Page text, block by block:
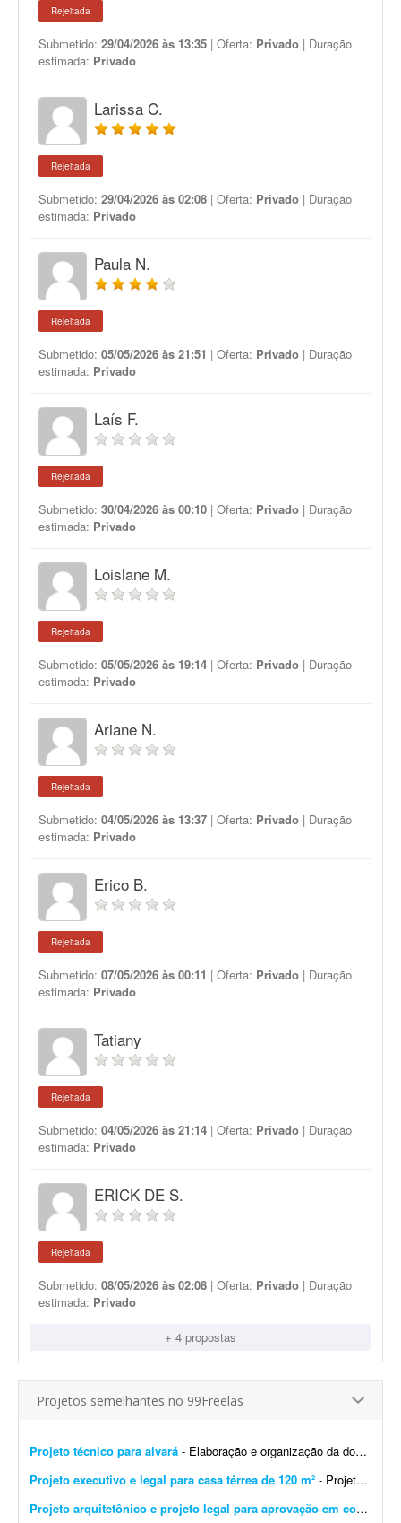
Rejeitada
Submetido: 29/04/2026 às 13:35 | Oferta: Privado | Duração
estimada: Privado
Larissa C.
Rejeitada
Submetido: 29/04/2026 às 02:08 | Oferta: Privado | Duração
estimada: Privado
Paula N.
Rejeitada
Submetido: 05/05/2026 às 21:51 | Oferta: Privado | Duração
estimada: Privado
Laís F.
Rejeitada
Submetido: 30/04/2026 às 00:10 | Oferta: Privado | Duração
estimada: Privado
Loislane M.
Rejeitada
Submetido: 05/05/2026 às 19:14 | Oferta: Privado | Duração
estimada: Privado
Ariane N.
Rejeitada
Submetido: 04/05/2026 às 13:37 | Oferta: Privado | Duração
estimada: Privado
Erico B.
Rejeitada
Submetido: 07/05/2026 às 00:11 | Oferta: Privado | Duração
estimada: Privado
Tatiany
Rejeitada
Submetido: 04/05/2026 às 21:14 | Oferta: Privado | Duração
estimada: Privado
ERICK DE S.
Rejeitada
Submetido: 08/05/2026 às 02:08 | Oferta: Privado | Duração
estimada: Privado
+ 4 propostas
Projetos semelhantes no 99Freelas
Projeto técnico para alvará - Elaboração e organização da documentação para alvará de construção, regularização do imóvel, emissão de ha...
Projeto executivo e legal para casa térrea de 120 m² - Projeto executivo e legal para casa térrea de 120 m². Escopo: - Plantas, cortes e elevações em escala 1:50 (arquivos DWG e PDF) - Modelo 3D atualizado (já existe ...
Projeto arquitetônico e projeto legal para aprovação em condomínio